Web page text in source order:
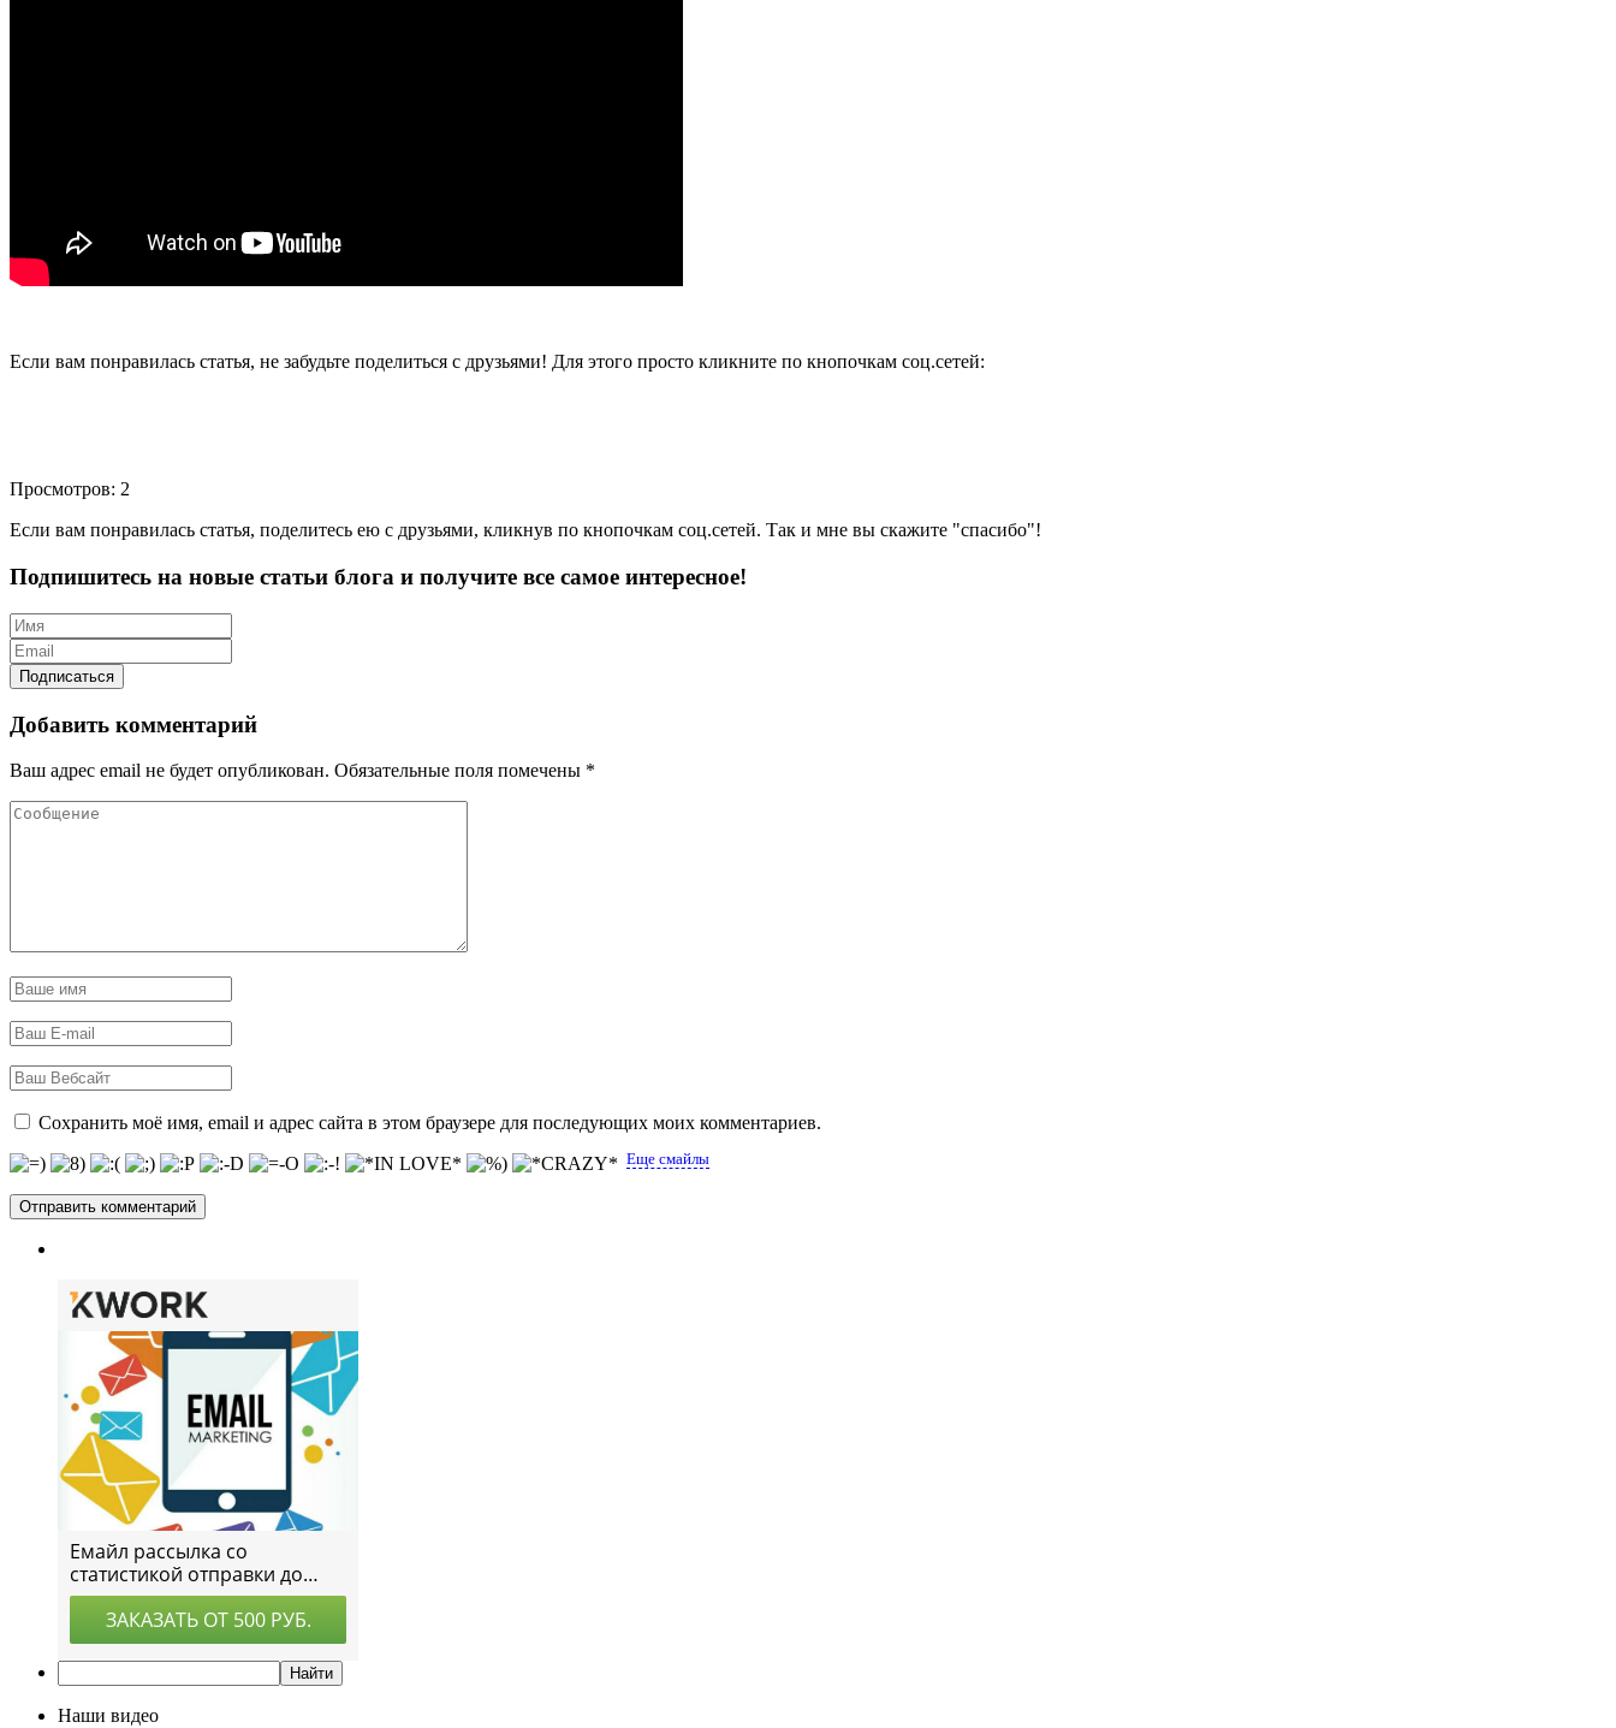
Если вам понравилась статья, не забудьте поделиться с друзьями! Для этого просто кликните по кнопочкам соц.сетей:
Просмотров: 2
Если вам понравилась статья, поделитесь ею с друзьями, кликнув по кнопочкам соц.сетей. Так и мне вы скажите "спасибо"!
Подпишитесь на новые статьи блога и получите все самое интересное!
Добавить комментарий
Ваш адрес email не будет опубликован. Обязательные поля помечены *
Сохранить моё имя, email и адрес сайта в этом браузере для последующих моих комментариев.
Еще смайлы
Наши видео